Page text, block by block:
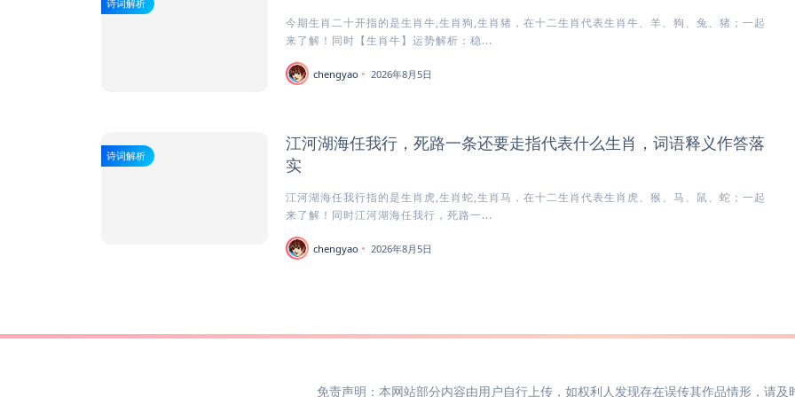
诗词解析
今期生肖二十开指的是生肖牛,生肖狗,生肖猪，在十二生肖代表生肖牛、羊、狗、兔、猪；一起
来了解！同时【生肖牛】运势解析：稳...
chengyao 2026年8月5日
诗词解析
江河湖海任我行，死路一条还要走指代表什么生肖，词语释义作答落
实
江河湖海任我行指的是生肖虎,生肖蛇,生肖马，在十二生肖代表生肖虎、猴、马、鼠、蛇；一起
来了解！同时江河湖海任我行，死路一...
chengyao 2026年8月5日
免责声明：本网站部分内容由用户自行上传，如权利人发现存在误传其作品情形，请及